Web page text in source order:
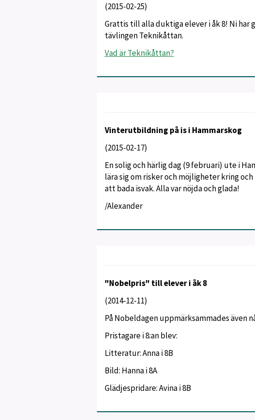
(2015-02-25)
Grattis till alla duktiga elever i åk 8! Ni
tävlingen Teknikåttan.
Vad är Teknikåttan?
Vinterutbildning på is i Hammarskog
(2015-02-17)
En solig och härlig dag (9 februari) ute i
lära sig om risker och möjligheter kring
att bada isvak. Alla var nöjda och glada!
/Alexander
"Nobelpris" till elever i åk 8
(2014-12-11)
På Nobeldagen uppmärksammades även
Pristagare i 8:an blev:
Litteratur: Anna i 8B
Bild: Hanna i 8A
Glädjespridare: Avina i 8B